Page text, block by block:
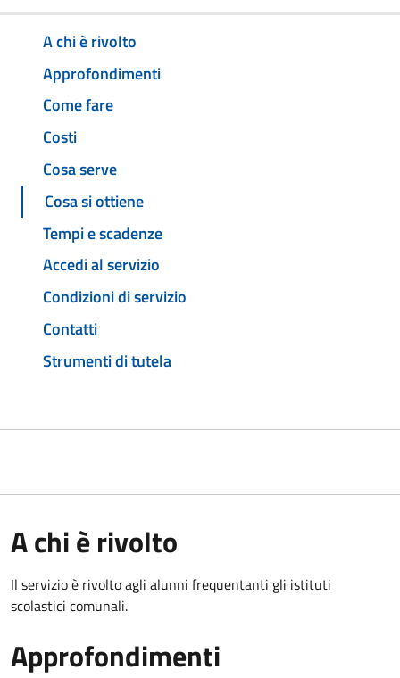
A chi è rivolto
Approfondimenti
Come fare
Costi
Cosa serve
Cosa si ottiene
Tempi e scadenze
Accedi al servizio
Condizioni di servizio
Contatti
Strumenti di tutela
A chi è rivolto
Il servizio è rivolto agli alunni frequentanti gli istituti
scolastici comunali.
Approfondimenti